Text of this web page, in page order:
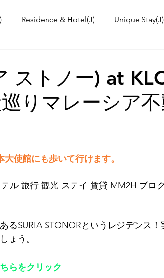
Residence & Hotel(J) Unique Stay(J)
& News International School(J)
ストノー) at
りマレーシア
使館にも歩いて行けます。
ル 旅行 観光 ステイ 賃貸 MM2H ブロ
るSURIA STONORというレジデンス！
ょう。
らをクリック